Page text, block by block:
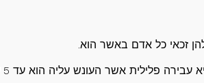
זכאי כל אדם באשר הוא.